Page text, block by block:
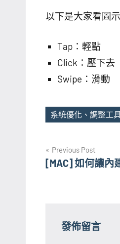
以下是大家看圖
Tap：輕點
Click：壓下去
Swipe：滑動
Tags
系統優化、調整工
文
章
Previous Post
[MAC] 如何讓內
發佈留言